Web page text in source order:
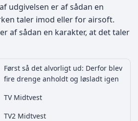
udgivelsen er af sådan en
taler imod eller for airsoft.
af sådan en karakter, at det taler
Først så det alvorligt ud: Derfor blev
fire drenge anholdt og løsladt igen
TV Midtvest
TV2 Midtvest